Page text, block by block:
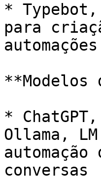
*
para
*
Ollama,
conversas